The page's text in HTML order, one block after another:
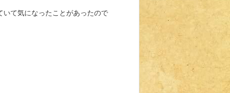
て気になったことがあったので